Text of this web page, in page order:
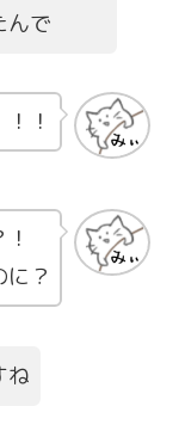
んで
！
？
ね